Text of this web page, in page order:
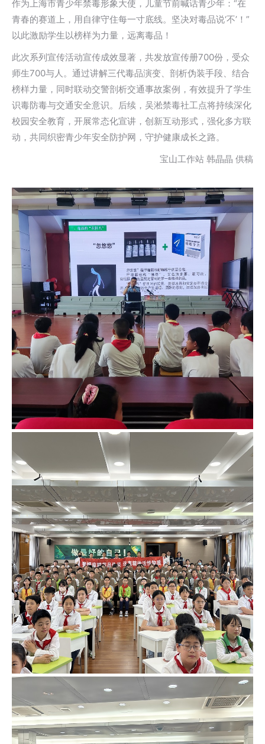
作为上海市青少年禁毒形象大使，儿童节前喊话青少年：“在
青春的赛道上，用自律守住每一寸底线。坚决对毒品说‘不’！”
以此激励学生以榜样为力量，远离毒品！
此次系列宣传活动宣传成效显著，共发放宣传册700份，受众
师生700与人。通过讲解三代毒品演变、剖析伪装手段、结合
榜样力量，同时联动交警剖析交通事故案例，有效提升了学生
识毒防毒与交通安全意识。后续，吴淞禁毒社工点将持续深化
校园安全教育，开展常态化宣讲，创新互动形式，强化多方联
动，共同织密青少年安全防护网，守护健康成长之路。
宝山工作站 韩晶晶 供稿